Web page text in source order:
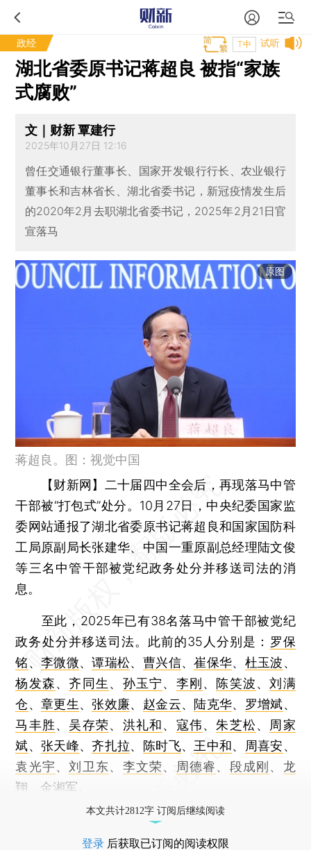
政经 试听
T中
湖北省委原书记蒋超良 被指“家族
式腐败”
文｜财新 覃建行
2025年10月27日 12:16
曾任交通银行董事长、国家开发银行行长、农业银行
董事长和吉林省长、湖北省委书记，新冠疫情发生后
的2020年2月去职湖北省委书记，2025年2月21日官
宣落马
原图
蒋超良。图：视觉中国
【财新网】 二十届四中全会后，再现落马中管
干部被“打包式”处分。10月27日，中央纪委国家监
委网站通报了湖北省委原书记蒋超良和国家国防科
工局原副局长张建华、中国一重原副总经理陆文俊
等三名中管干部被党纪政务处分并移送司法的消
息。
至此，2025年已有38名落马中管干部被党纪
政务处分并移送司法。此前的35人分别是： 罗保
铭、李微微、谭瑞松、 曹兴信、崔保华、 杜玉波、
杨发森、齐同生 、 孙玉宁、 李刚、 陈笑波、刘满
仓、章更生、张效廉、 赵金云、 陆克华、 罗增斌、
马丰胜、 吴存荣、 洪礼和、 寇伟、朱芝松、 周家
斌、张天峰、齐扎拉、 陈时飞、 王中和、 周喜安、
袁光宇、刘卫东、 李文荣、 周德睿、 段成刚、 龙
翔
金湘军
本文共计2812字 订阅后继续阅读
登录 后获取已订阅的阅读权限